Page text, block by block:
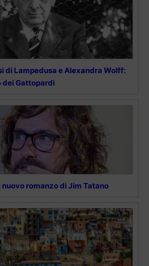
di Lampedusa e Alexandra Wolff:
dei Gattopardi
nuovo romanzo di Jim Tatano